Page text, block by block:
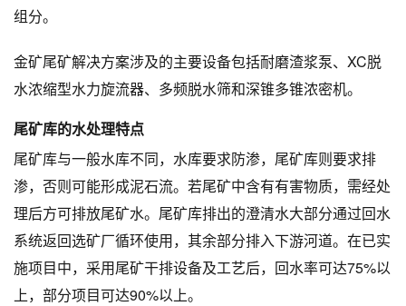
组分。
金矿尾矿解决方案涉及的主要设备包括耐磨渣浆泵、XC脱
水浓缩型水力旋流器、多频脱水筛和深锥多锥浓密机。
尾矿库的水处理特点
尾矿库与一般水库不同，水库要求防渗，尾矿库则要求排
渗，否则可能形成泥石流。若尾矿中含有有害物质，需经处
理后方可排放尾矿水。尾矿库排出的澄清水大部分通过回水
系统返回选矿厂循环使用，其余部分排入下游河道。在已实
施项目中，采用尾矿干排设备及工艺后，回水率可达75%以
上，部分项目可达90%以上。